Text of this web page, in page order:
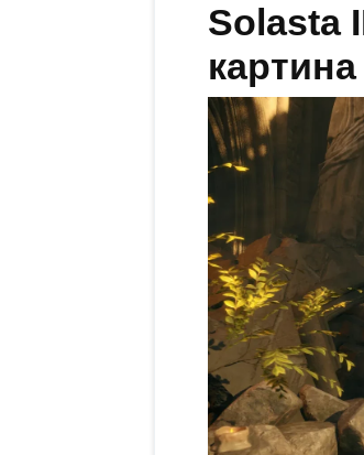
Solasta
картина